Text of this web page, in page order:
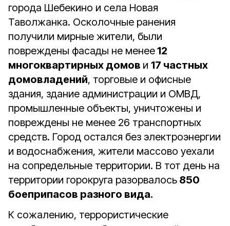
города Шебекино и села Новая
Таволжанка. Осколочные ранения
получили мирные жители, были
повреждены фасады не менее12
многоквартирных домов и 17 частных
домовладений, торговые и офисные
здания, здание администрации и ОМВД,
промышленные объекты, уничтожены и
повреждены не менее 26 транспортных
средств. Город остался без электроэнергии
и водоснабжения, жители массово уехали
на сопредельные территории. В тот день на
территории горокруга разорвалось 850
боеприпасов разного вида.
К сожалению, террористические